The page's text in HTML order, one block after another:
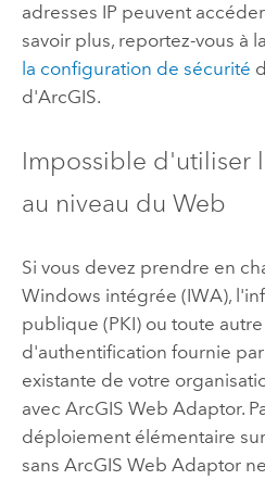
adresses IP peuvent
savoir plus, reportez-vous à
la configuration de sécurité
d'ArcGIS.
Impossible d'utiliser
au niveau du Web
Si vous devez prendre en
Windows intégrée (IWA),
publique (PKI) ou toute
d'authentification fournie
existante de votre
avec ArcGIS Web Adaptor.
déploiement élémentaire
sans ArcGIS Web Adaptor